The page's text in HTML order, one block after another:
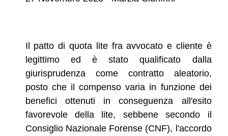
Il patto di quota lite fra avvocato e cliente è
legittimo ed è stato qualificato dalla
giurisprudenza come contratto aleatorio,
posto che il compenso varia in funzione dei
benefici ottenuti in conseguenza all'esito
favorevole della lite, sebbene secondo il
Consiglio Nazionale Forense (CNF), l'accordo